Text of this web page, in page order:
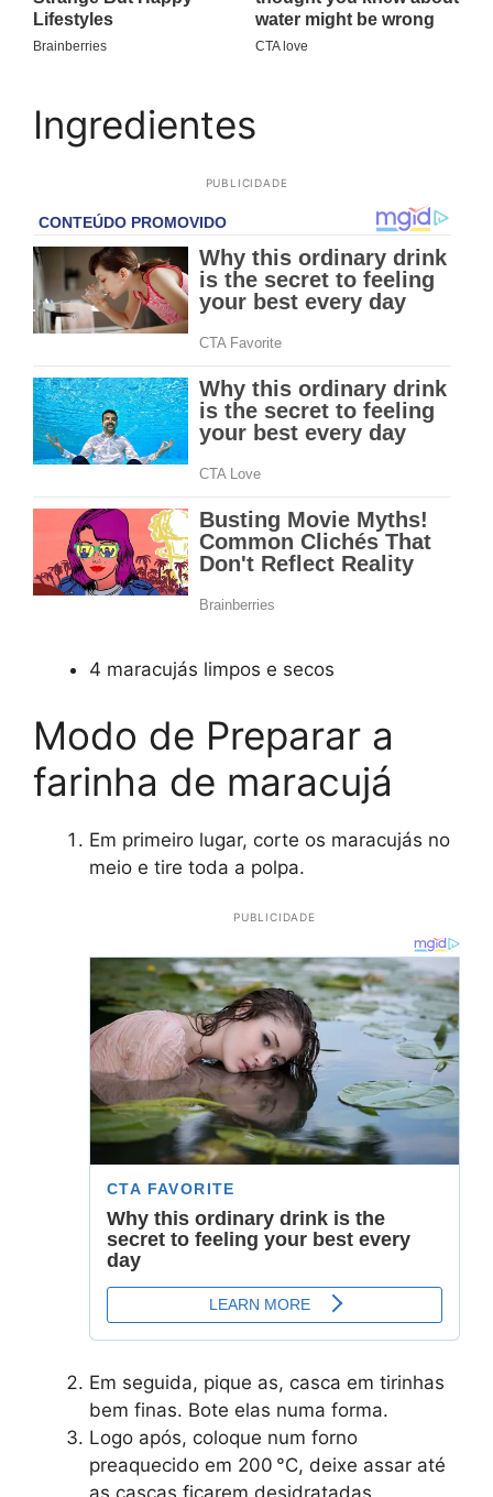
Ingredientes
PUBLICIDADE
4 maracujás limpos e secos
Modo de Preparar a
farinha de maracujá
Em primeiro lugar, corte os maracujás no
meio e tire toda a polpa.
PUBLICIDADE
Em seguida, pique as, casca em tirinhas
bem finas. Bote elas numa forma.
Logo após, coloque num forno
preaquecido em 200 °C, deixe assar até